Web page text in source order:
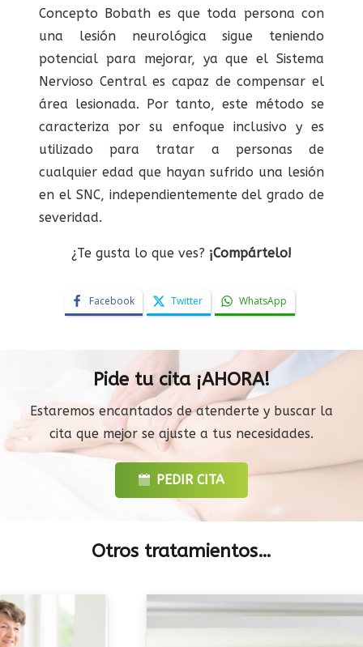
Concepto Bobath es que toda persona con
una lesión neurológica sigue teniendo
potencial para mejorar, ya que el Sistema
Nervioso Central es capaz de compensar el
área lesionada. Por tanto, este método se
caracteriza por su enfoque inclusivo y es
utilizado para tratar a personas de
cualquier edad que hayan sufrido una lesión
en el SNC, independientemente del grado de
severidad.
¿Te gusta lo que ves? ¡Compártelo!
Facebook Twitter WhatsApp
Pide tu cita ¡AHORA!
Estaremos encantados de atenderte y buscar la
cita que mejor se ajuste a tus necesidades.
PEDIR CITA
Otros tratamientos…